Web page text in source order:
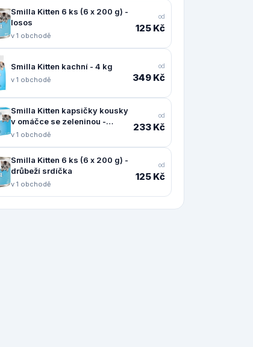
Smilla Kitten 6 ks (6 x 200 g) -
losos
v 1 obchodě
od
125 Kč
Smilla Kitten kachní - 4 kg
v 1 obchodě
od
349 Kč
Smilla Kitten kapsičky kousky
v omáčce se zeleninou -
výhodné balení: kuřecí s mrkví
v 1 obchodě
od
233 Kč
Smilla Kitten 6 ks (6 x 200 g) -
drůbeží srdíčka
v 1 obchodě
od
125 Kč